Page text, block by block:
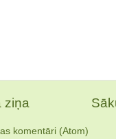
ziņa
komentāri (Atom)